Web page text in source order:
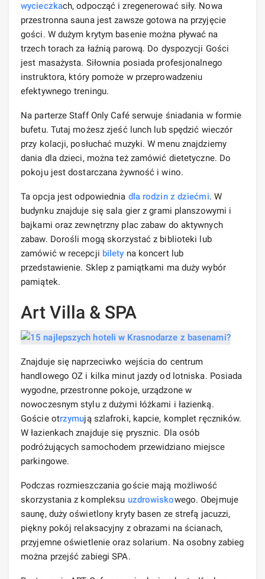
wycieczkach, odpocząć i zregenerować siły. Nowa
przestronna sauna jest zawsze gotowa na przyjęcie
gości. W dużym krytym basenie można pływać na
trzech torach za łaźnią parową. Do dyspozycji Gości
jest masażysta. Siłownia posiada profesjonalnego
instruktora, który pomoże w przeprowadzeniu
efektywnego treningu.
Na parterze Staff Only Café serwuje śniadania w formie
bufetu. Tutaj możesz zjeść lunch lub spędzić wieczór
przy kolacji, posłuchać muzyki. W menu znajdziemy
dania dla dzieci, można też zamówić dietetyczne. Do
pokoju jest dostarczana żywność i wino.
Ta opcja jest odpowiednia dla rodzin z dziećmi. W
budynku znajduje się sala gier z grami planszowymi i
bajkami oraz zewnętrzny plac zabaw do aktywnych
zabaw. Dorośli mogą skorzystać z biblioteki lub
zamówić w recepcji bilety na koncert lub
przedstawienie. Sklep z pamiątkami ma duży wybór
pamiątek.
Art Villa & SPA
Znajduje się naprzeciwko wejścia do centrum
handlowego OZ i kilka minut jazdy od lotniska. Posiada
wygodne, przestronne pokoje, urządzone w
nowoczesnym stylu z dużymi łóżkami i łazienką.
Goście otrzymują szlafroki, kapcie, komplet ręczników.
W łazienkach znajduje się prysznic. Dla osób
podróżujących samochodem przewidziano miejsce
parkingowe.
Podczas rozmieszczania goście mają możliwość
skorzystania z kompleksu uzdrowiskowego. Obejmuje
saunę, duży oświetlony kryty basen ze strefą jacuzzi,
piękny pokój relaksacyjny z obrazami na ścianach,
przyjemne oświetlenie oraz solarium. Na osobny zabieg
można przejść zabiegi SPA.